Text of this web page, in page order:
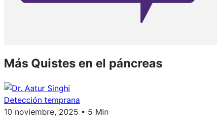
Más Quistes en el páncreas
Detección temprana
10 noviembre, 2025 • 5 Min